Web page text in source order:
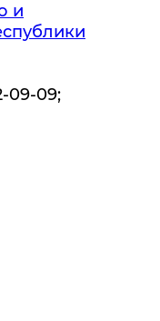
и
09-09;